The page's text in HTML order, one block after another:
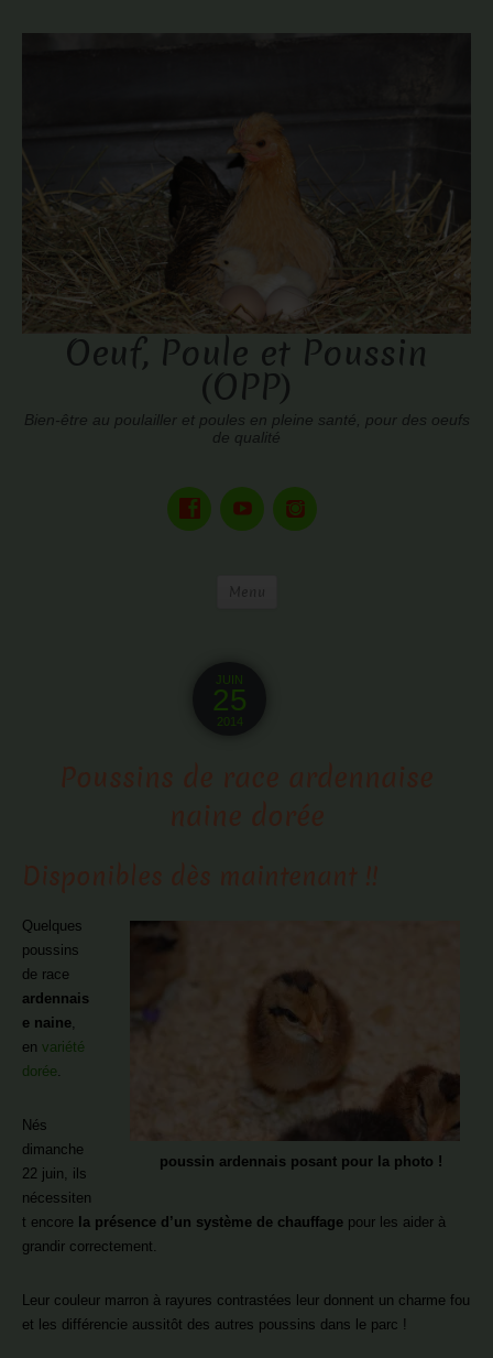
Oeuf, Poule et Poussin
(OPP)
Bien-être au poulailler et poules en pleine santé, pour des oeufs
de qualité
JUIN
25
2014
poussin ardennais posant pour la photo !
Quelques
poussins
de race
ardennais
e naine
en variété
dorée
Nés
dimanche
22 juin, ils
nécessiten
t encore la présence d’un système de chauffage pour les aider à
grandir correctement.
Leur couleur marron à rayures contrastées leur donnent un charme fou
et les différencie aussitôt des autres poussins dans le parc !